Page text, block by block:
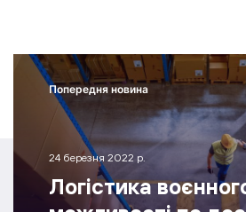
Попередня новина
24 березня 2022 р.
Логістика